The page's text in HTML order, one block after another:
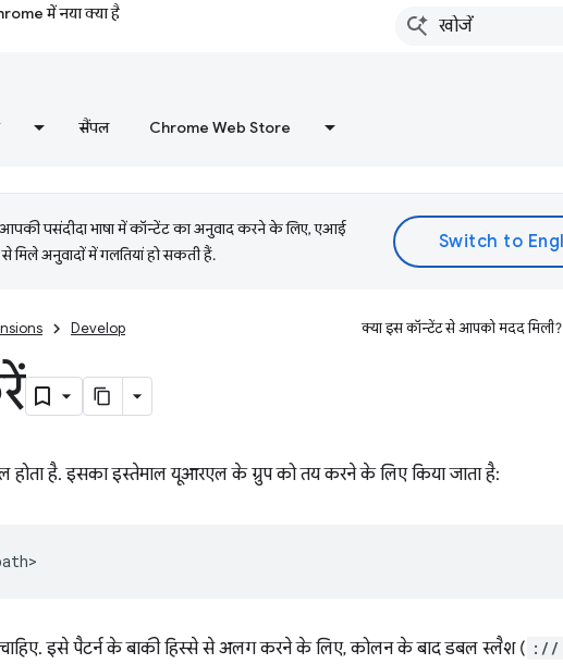
में नया क्या है
सैंपल Chrome Web Store
पसंदीदा भाषा में कॉन्टेंट का अनुवाद करने के लिए, एआई
मिले अनुवादों में गलतियां हो सकती हैं.
Develop क्या इस कॉन्टेंट से आपको मदद मिली?
होता है. इसका इस्तेमाल यूआरएल के ग्रुप को तय करने के लिए किया जाता है:
इसे पैटर्न के बाकी हिस्से से अलग करने के लिए, कोलन के बाद डबल स्लैश ( ://